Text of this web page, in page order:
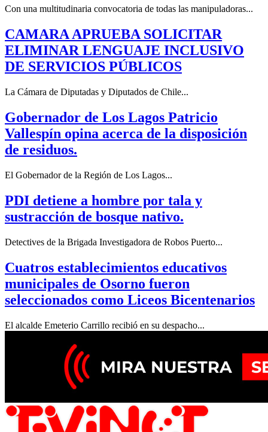
Con una multitudinaria convocatoria de todas las manipuladoras...
CAMARA APRUEBA SOLICITAR
ELIMINAR LENGUAJE INCLUSIVO
DE SERVICIOS PÚBLICOS
La Cámara de Diputadas y Diputados de Chile...
Gobernador de Los Lagos Patricio
Vallespín opina acerca de la disposición
de residuos.
El Gobernador de la Región de Los Lagos...
PDI detiene a hombre por tala y
sustracción de bosque nativo.
Detectives de la Brigada Investigadora de Robos Puerto...
Cuatros establecimientos educativos
municipales de Osorno fueron
seleccionados como Liceos Bicentenarios
El alcalde Emeterio Carrillo recibió en su despacho...